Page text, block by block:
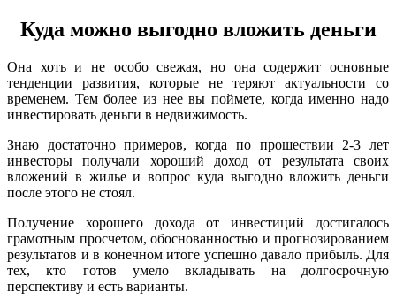
Куда можно выгодно вложить деньги
Она хоть и не особо свежая, но она содержит основные
тенденции развития, которые не теряют актуальности со
временем. Тем более из нее вы поймете, когда именно надо
инвестировать деньги в недвижимость.
Знаю достаточно примеров, когда по прошествии 2-3 лет
инвесторы получали хороший доход от результата своих
вложений в жилье и вопрос куда выгодно вложить деньги
после этого не стоял.
Получение хорошего дохода от инвестиций достигалось
грамотным просчетом, обоснованностью и прогнозированием
результатов и в конечном итоге успешно давало прибыль. Для
тех, кто готов умело вкладывать на долгосрочную
перспективу и есть варианты.